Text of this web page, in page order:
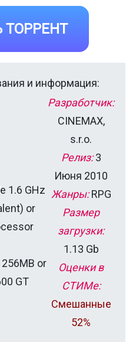
ТОРРЕНТ
и информация:
1.6 GHz
or
or
GT
Разработчик:
CINEMAX,
s.r.o.
Релиз:3
Июня 2010
Жанры:RPG
Размер
загрузки:
1.13 Gb
Оценки в
СТИМе:
Смешанные
52%